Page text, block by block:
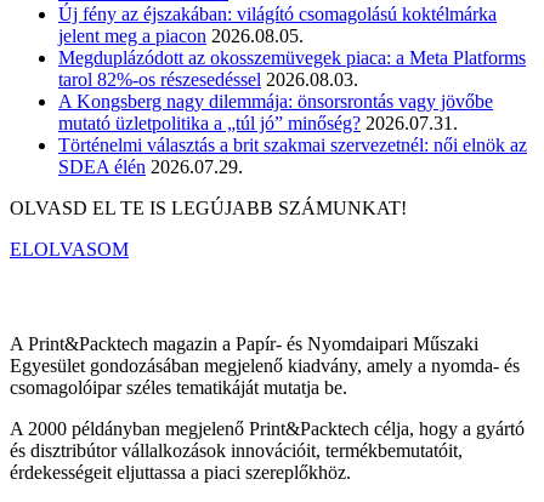
Új fény az éjszakában: világító csomagolású koktélmárka
jelent meg a piacon 2026.08.05.
Megduplázódott az okosszemüvegek piaca: a Meta Platforms
tarol 82%-os részesedéssel 2026.08.03.
A Kongsberg nagy dilemmája: önsorsrontás vagy jövőbe
mutató üzletpolitika a „túl jó” minőség? 2026.07.31.
Történelmi választás a brit szakmai szervezetnél: női elnök az
SDEA élén 2026.07.29.
OLVASD EL TE IS LEGÚJABB SZÁMUNKAT!
ELOLVASOM
A Print&Packtech magazin a Papír- és Nyomdaipari Műszaki
Egyesület gondozásában megjelenő kiadvány, amely a nyomda- és
csomagolóipar széles tematikáját mutatja be.
A 2000 példányban megjelenő Print&Packtech célja, hogy a gyártó
és disztribútor vállalkozások innovációit, termékbemutatóit,
érdekességeit eljuttassa a piaci szereplőkhöz.